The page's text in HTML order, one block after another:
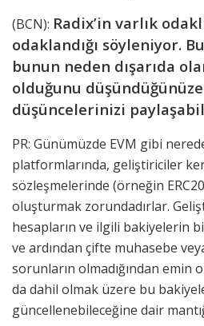
(BCN): Radix’in varlık
odaklandığı söyleniyor.
bunun neden dışarıda
olduğunu
düşüncelerinizi
PR: Günümüzde EVM gibi
platformlarında, geliştiriciler
sözleşmelerinde (örneğin
oluşturmak zorundadırlar.
hesapların ve ilgili bakiyelerin
ve ardından çifte muhasebe
sorunların olmadığından emin
da dahil olmak üzere bu
güncellenebileceğine dair